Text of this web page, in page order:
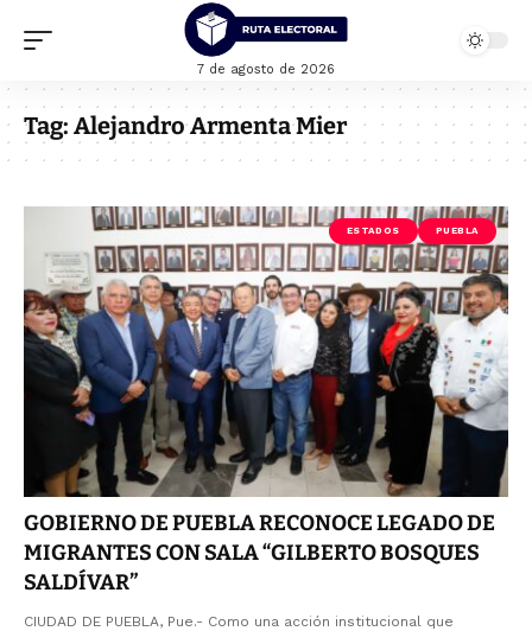
7 de agosto de 2026
Tag: Alejandro Armenta Mier
ESTADOS PUEBLA
GOBIERNO DE PUEBLA RECONOCE LEGADO DE
MIGRANTES CON SALA “GILBERTO BOSQUES
SALDÍVAR”
CIUDAD DE PUEBLA, Pue.- Como una acción institucional que